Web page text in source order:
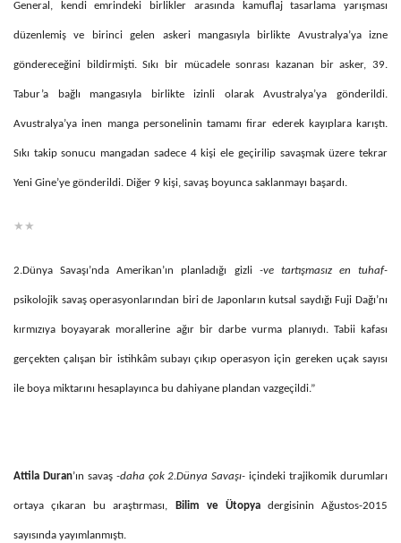
General, kendi emrindeki birlikler arasında kamuflaj tasarlama yarışması
düzenlemiş ve birinci gelen askeri mangasıyla birlikte Avustralya’ya izne
göndereceğini bildirmişti. Sıkı bir mücadele sonrası kazanan bir asker, 39.
Tabur’a bağlı mangasıyla birlikte izinli olarak Avustralya’ya gönderildi.
Avustralya’ya inen manga personelinin tamamı firar ederek kayıplara karıştı.
Sıkı takip sonucu mangadan sadece 4 kişi ele geçirilip savaşmak üzere tekrar
Yeni Gine’ye gönderildi. Diğer 9 kişi, savaş boyunca saklanmayı başardı.
★★
2.Dünya Savaşı’nda Amerikan’ın planladığı gizli -ve tartışmasız en tuhaf-
psikolojik savaş operasyonlarından biri de Japonların kutsal saydığı Fuji Dağı’nı
kırmızıya boyayarak morallerine ağır bir darbe vurma planıydı. Tabii kafası
gerçekten çalışan bir istihkâm subayı çıkıp operasyon için gereken uçak sayısı
ile boya miktarını hesaplayınca bu dahiyane plandan vazgeçildi.”
Attila Duran’ın savaş -daha çok 2.Dünya Savaşı- içindeki trajikomik durumları
ortaya çıkaran bu araştırması, Bilim ve Ütopyadergisinin Ağustos-2015
sayısında yayımlanmıştı.